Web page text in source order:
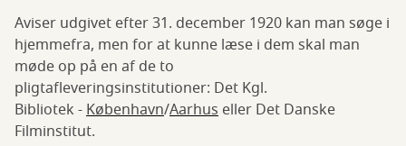
Aviser udgivet efter 31. december 1920 kan man søge i
hjemmefra, men for at kunne læse i dem skal man
møde op på en af de to
pligtafleveringsinstitutioner: Det Kgl.
Bibliotek -København/Aarhus eller Det Danske
Filminstitut.